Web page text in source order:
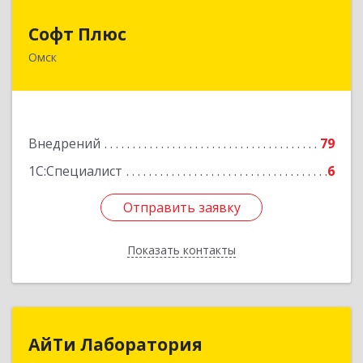
Софт Плюс
Омск
Внедрений
79
1С:Специалист
6
Отправить заявку
Показать контакты
644070, Омская обл, Омск г, Лермонтова ул,
Отправить заявку
Назад
АйТи Лаборатория